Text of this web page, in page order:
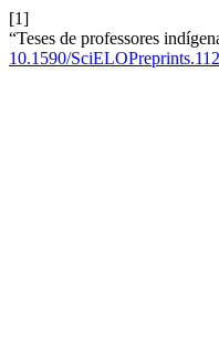
[1]
“Teses de professores
10.1590/